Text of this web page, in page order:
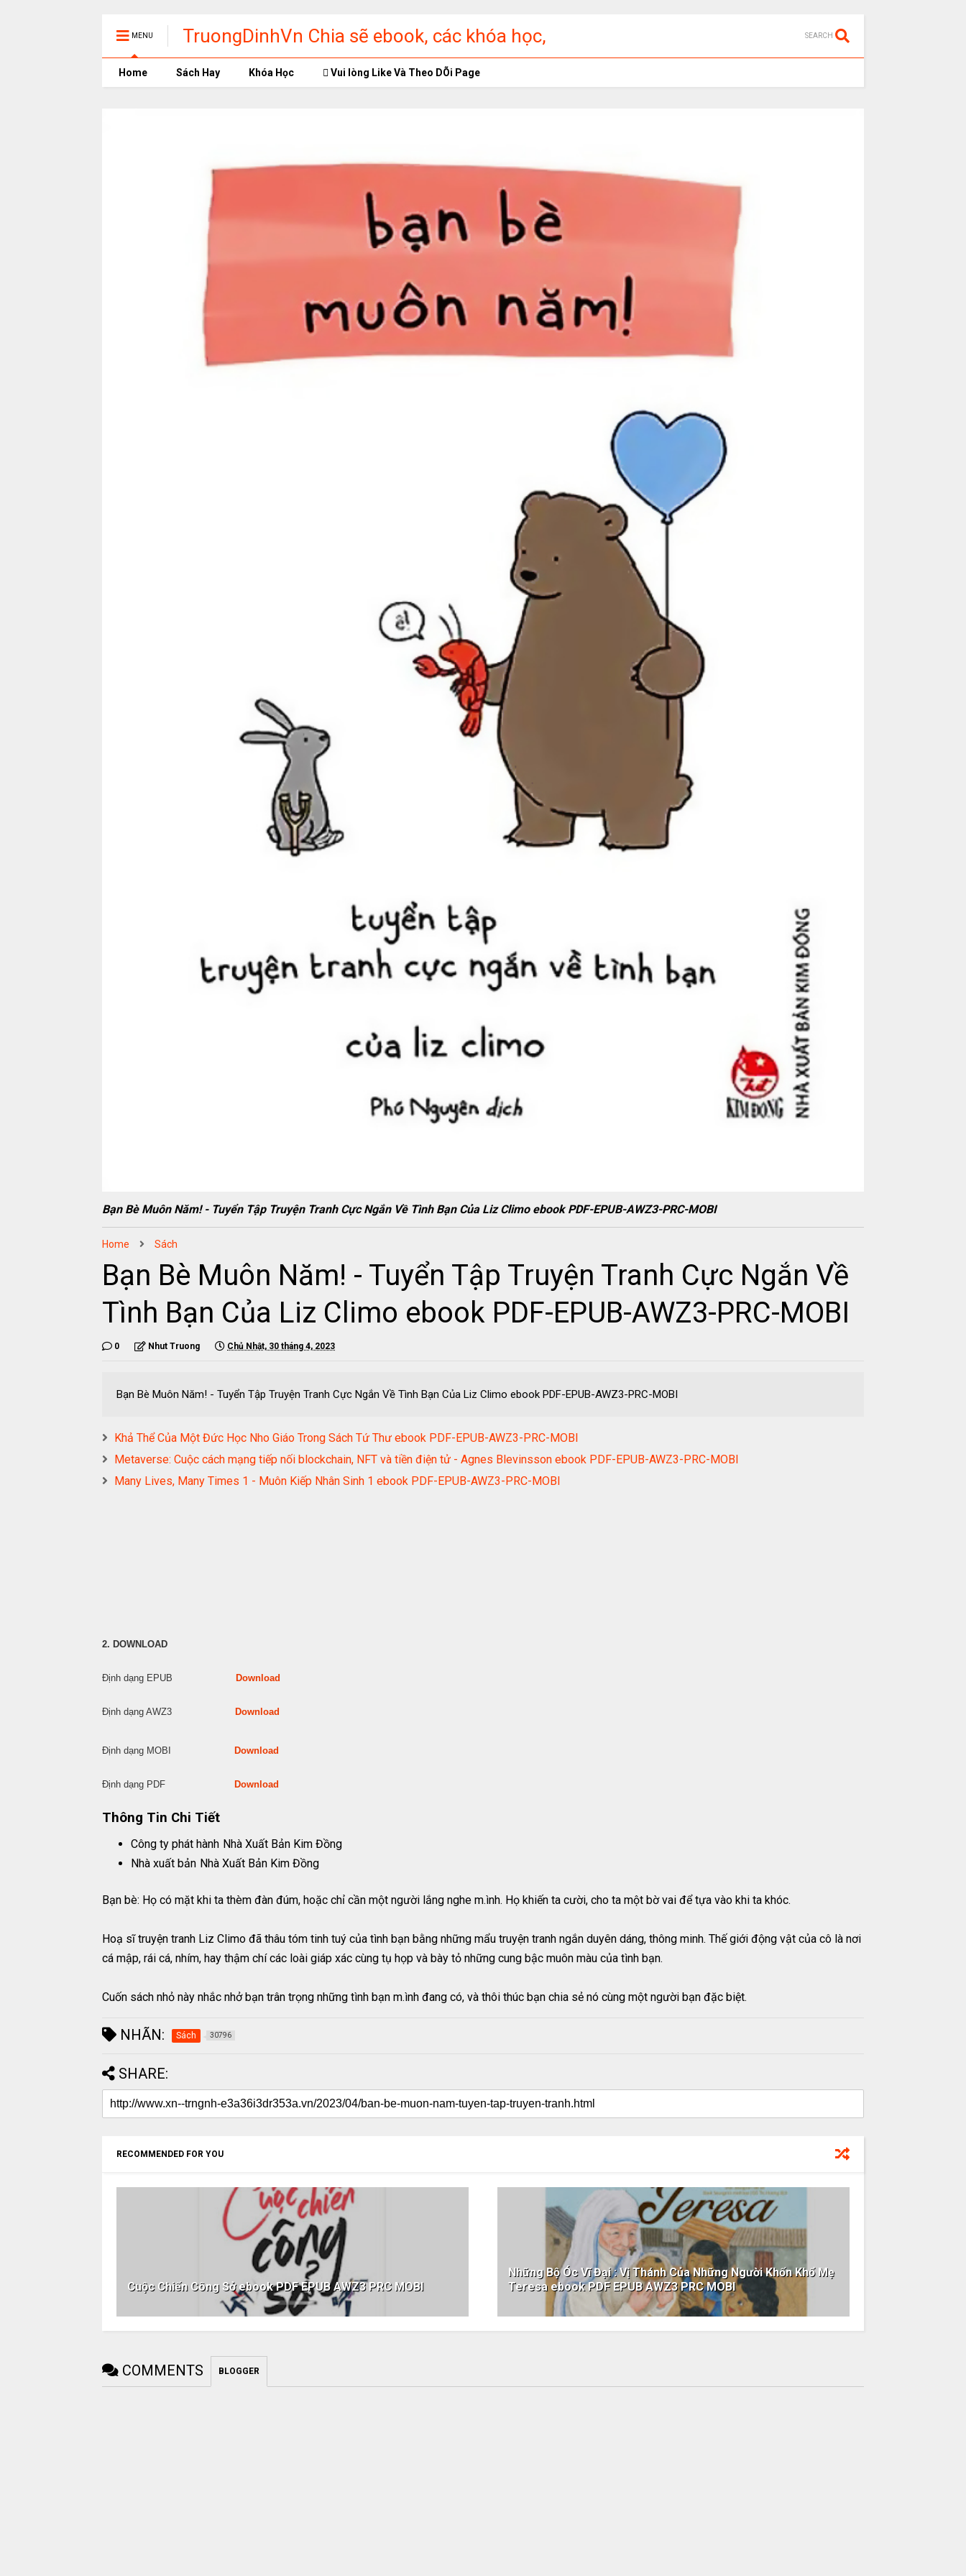
MENU
TruongDinhVn Chia sẽ ebook, các khóa học,
phần mềm học tập miễn phí
SEARCH
Home Sách Hay Khóa Học Vui lòng Like Và Theo DÕi Page
Bạn Bè Muôn Năm! - Tuyển Tập Truyện Tranh Cực Ngắn Về Tình Bạn Của Liz Climo ebook PDF-EPUB-AWZ3-PRC-MOBI
Home Sách
Bạn Bè Muôn Năm! - Tuyển Tập Truyện Tranh Cực Ngắn Về
Tình Bạn Của Liz Climo ebook PDF-EPUB-AWZ3-PRC-MOBI
0 Nhut Truong Chủ Nhật, 30 tháng 4, 2023
Bạn Bè Muôn Năm! - Tuyển Tập Truyện Tranh Cực Ngắn Về Tình Bạn Của Liz Climo ebook PDF-EPUB-AWZ3-PRC-MOBI
Khả Thể Của Một Đức Học Nho Giáo Trong Sách Tứ Thư ebook PDF-EPUB-AWZ3-PRC-MOBI
Metaverse: Cuộc cách mạng tiếp nối blockchain, NFT và tiền điện tử - Agnes Blevinsson ebook PDF-EPUB-AWZ3-PRC-MOBI
Many Lives, Many Times 1 - Muôn Kiếp Nhân Sinh 1 ebook PDF-EPUB-AWZ3-PRC-MOBI
2. DOWNLOAD
Định dạng EPUB Download
Định dạng AWZ3 Download
Định dạng MOBI Download
Định dạng PDF Download
Thông Tin Chi Tiết
Công ty phát hành Nhà Xuất Bản Kim Đồng
Nhà xuất bản Nhà Xuất Bản Kim Đồng
Bạn bè: Họ có mặt khi ta thèm đàn đúm, hoặc chỉ cần một người lắng nghe m.ình. Họ khiến ta cười, cho ta một bờ vai để tựa vào khi ta khóc.
Hoạ sĩ truyện tranh Liz Climo đã thâu tóm tinh tuý của tình bạn bằng những mẩu truyện tranh ngắn duyên dáng, thông minh. Thế giới động vật của cô là nơi
cá mập, rái cá, nhím, hay thậm chí các loài giáp xác cùng tụ họp và bày tỏ những cung bậc muôn màu của tình bạn.
Cuốn sách nhỏ này nhắc nhở bạn trân trọng những tình bạn m.ình đang có, và thôi thúc bạn chia sẻ nó cùng một người bạn đặc biệt.
NHÃN: Sách 30796
SHARE:
RECOMMENDED FOR YOU
Cuộc Chiến Công Sở ebook PDF EPUB AWZ3 PRC MOBI
Những Bộ Óc Vĩ Đại : Vị Thánh Của Những Người Khốn Khổ Mẹ
Teresa ebook PDF EPUB AWZ3 PRC MOBI
COMMENTS BLOGGER